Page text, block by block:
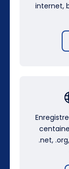
internet,
.net,